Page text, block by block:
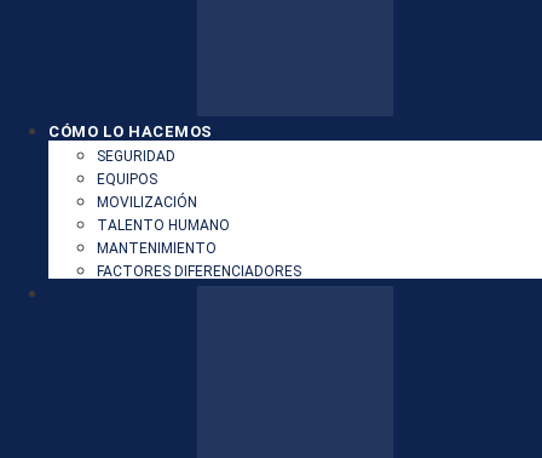
CÓMO LO HACEMOS
SEGURIDAD
EQUIPOS
MOVILIZACIÓN
TALENTO HUMANO
MANTENIMIENTO
FACTORES DIFERENCIADORES